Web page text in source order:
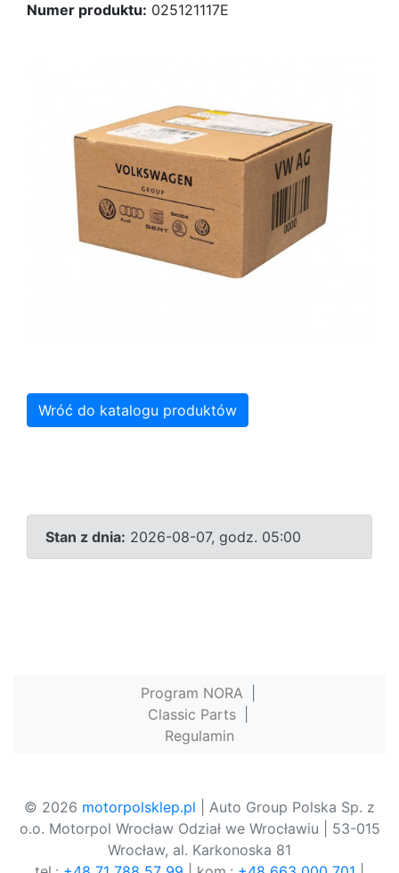
Numer produktu: 025121117E
Wróć do katalogu produktów
Stan z dnia: 2026-08-07, godz. 05:00
Program NORA
Classic Parts
Regulamin
© 2026 motorpolsklep.pl | Auto Group Polska Sp. z
o.o. Motorpol Wrocław Odział we Wrocławiu | 53-015
Wrocław, al. Karkonoska 81